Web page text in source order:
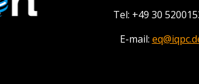
Tel: +49 30
E-mail: